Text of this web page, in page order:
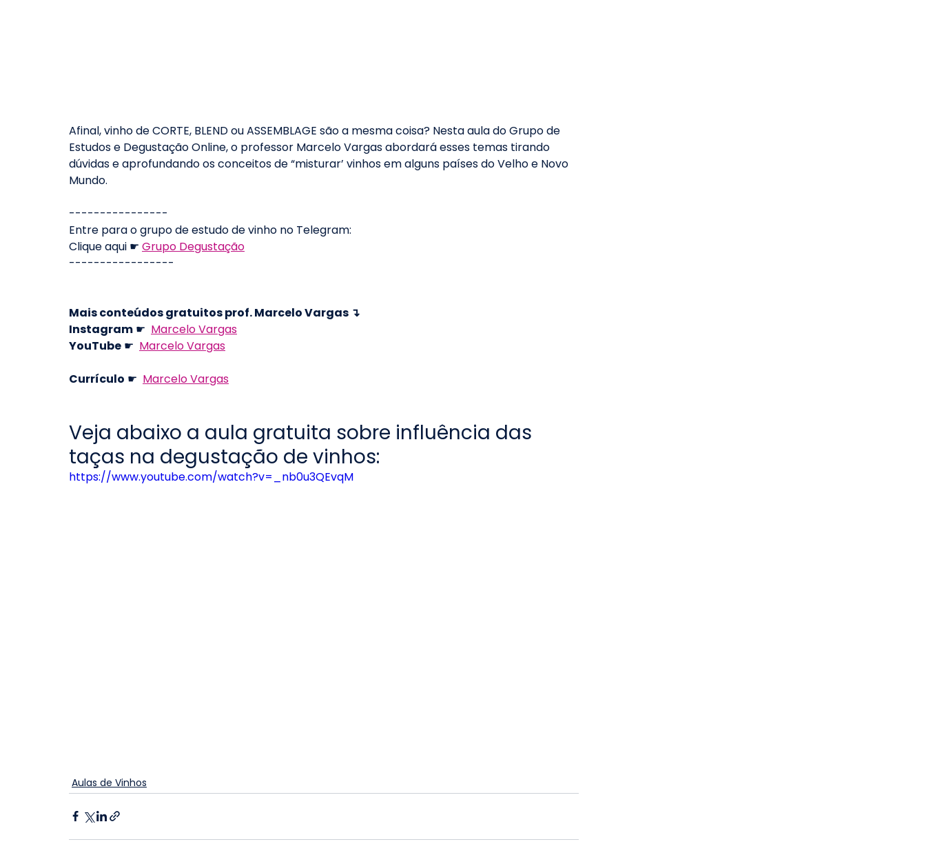
Afinal, vinho de CORTE, BLEND ou ASSEMBLAGE são a mesma coisa? Nesta aula do Grupo de
Estudos e Degustação Online, o professor Marcelo Vargas abordará esses temas tirando
dúvidas e aprofundando os conceitos de “misturar’ vinhos em alguns países do Velho e Novo
Mundo.
----------------
Entre para o grupo de estudo de vinho no Telegram:
Clique aqui ☛ Grupo Degustação
-----------------
Mais conteúdos gratuitos prof. Marcelo Vargas ↴
Instagram ☛ Marcelo Vargas
YouTube ☛ Marcelo Vargas
Currículo ☛ Marcelo Vargas
Veja abaixo a aula gratuita sobre influência das
taças na degustação de vinhos:
https://www.youtube.com/watch?v=_nb0u3QEvqM
Aulas de Vinhos